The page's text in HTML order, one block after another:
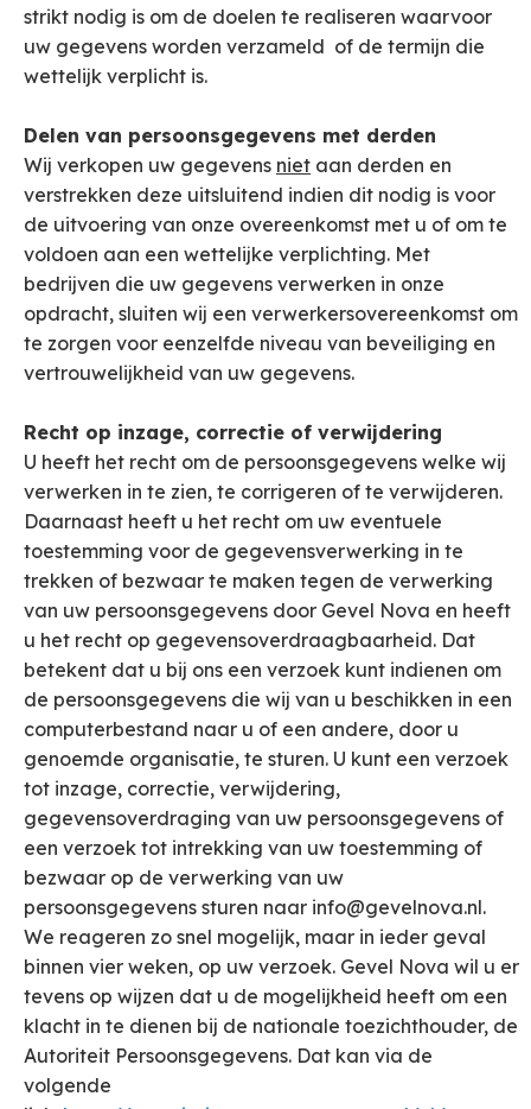
strikt nodig is om de doelen te realiseren waarvoor
uw gegevens worden verzameld of de termijn die
wettelijk verplicht is.
Delen van persoonsgegevens met derden
Wij verkopen uw gegevens niet aan derden en
verstrekken deze uitsluitend indien dit nodig is voor
de uitvoering van onze overeenkomst met u of om te
voldoen aan een wettelijke verplichting. Met
bedrijven die uw gegevens verwerken in onze
opdracht, sluiten wij een verwerkersovereenkomst om
te zorgen voor eenzelfde niveau van beveiliging en
vertrouwelijkheid van uw gegevens.
Recht op inzage, correctie of verwijdering
U heeft het recht om de persoonsgegevens welke wij
verwerken in te zien, te corrigeren of te verwijderen.
Daarnaast heeft u het recht om uw eventuele
toestemming voor de gegevensverwerking in te
trekken of bezwaar te maken tegen de verwerking
van uw persoonsgegevens door Gevel Nova en heeft
u het recht op gegevensoverdraagbaarheid. Dat
betekent dat u bij ons een verzoek kunt indienen om
de persoonsgegevens die wij van u beschikken in een
computerbestand naar u of een andere, door u
genoemde organisatie, te sturen. U kunt een verzoek
tot inzage, correctie, verwijdering,
gegevensoverdraging van uw persoonsgegevens of
een verzoek tot intrekking van uw toestemming of
bezwaar op de verwerking van uw
persoonsgegevens sturen naar info@gevelnova.nl.
We reageren zo snel mogelijk, maar in ieder geval
binnen vier weken, op uw verzoek. Gevel Nova wil u er
tevens op wijzen dat u de mogelijkheid heeft om een
klacht in te dienen bij de nationale toezichthouder, de
Autoriteit Persoonsgegevens. Dat kan via de
volgende